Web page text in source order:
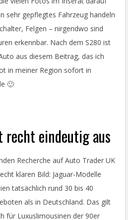
sehr gepflegtes Fahrzeug handeln
Felgen – nirgendwo sind
erkennbar. Nach dem S280 ist
aus diesem Beitrag, das ich
in meiner Region sofort in
🙂
recht eindeutig aus
Recherche auf Auto Trader UK
klaren Bild: Jaguar-Modelle
tatsächlich rund 30 bis 40
als in Deutschland. Das gilt
für Luxuslimousinen der 90er